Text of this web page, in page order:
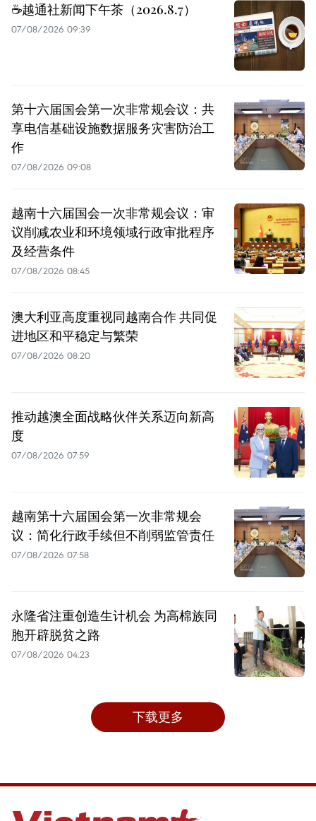
☕️越通社新闻下午茶（2026.8.7）
07/08/2026 09:39
第十六届国会第一次非常规会议：共
享电信基础设施数据服务灾害防治工
作
07/08/2026 09:08
越南十六届国会一次非常规会议：审
议削减农业和环境领域行政审批程序
及经营条件
07/08/2026 08:45
澳大利亚高度重视同越南合作 共同促
进地区和平稳定与繁荣
07/08/2026 08:20
推动越澳全面战略伙伴关系迈向新高
度
07/08/2026 07:59
越南第十六届国会第一次非常规会
议：简化行政手续但不削弱监管责任
07/08/2026 07:58
永隆省注重创造生计机会 为高棉族同
胞开辟脱贫之路
07/08/2026 04:23
下载更多